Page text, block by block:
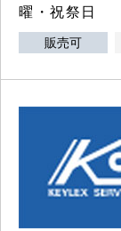
曜・祝祭日
販売可